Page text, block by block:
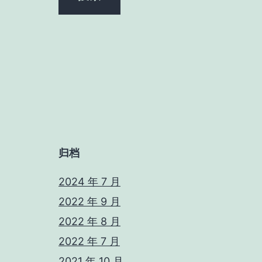
归档
2024 年 7 月
2022 年 9 月
2022 年 8 月
2022 年 7 月